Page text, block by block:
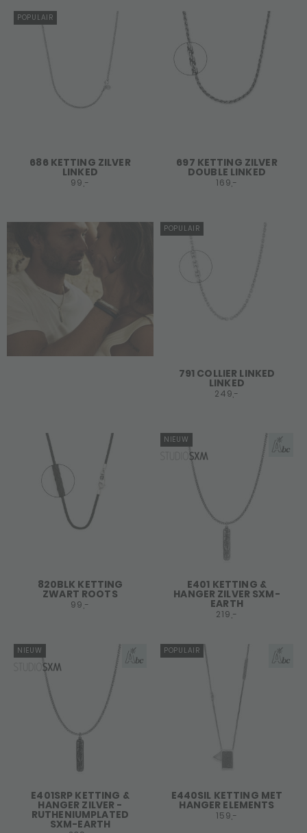
POPULAIR
686 KETTING ZILVER
LINKED
99,-
697 KETTING ZILVER
DOUBLE LINKED
169,-
POPULAIR
791 COLLIER LINKED
LINKED
249,-
820BLK KETTING
ZWART ROOTS
99,-
NIEUW
E401 KETTING &
HANGER ZILVER SXM-
EARTH
219,-
NIEUW
E401SRP KETTING &
HANGER ZILVER -
RUTHENIUMPLATED
SXM-EARTH
POPULAIR
E440SIL KETTING MET
HANGER ELEMENTS
159,-